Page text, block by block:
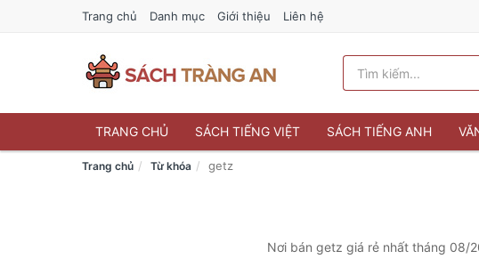
Trang chủ Danh mục Giới thiệu Liên hệ
TRANG CHỦ SÁCH TIẾNG VIỆT SÁCH TIẾNG ANH
Trang chủ Từ khóa getz
Nơi bán getz giá rẻ nhất tháng 08/